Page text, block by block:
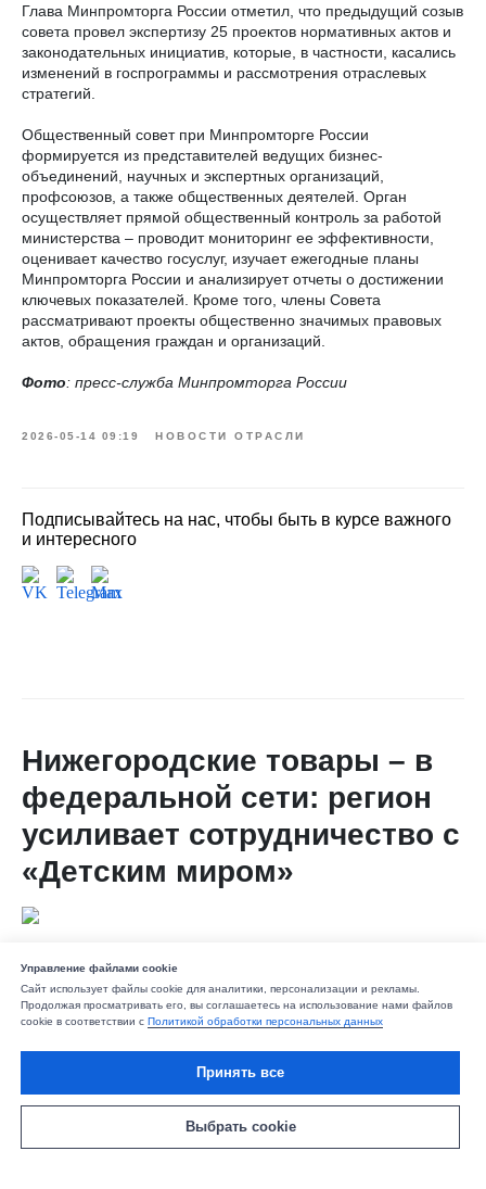
Глава Минпромторга России отметил, что предыдущий созыв
совета провел экспертизу 25 проектов нормативных актов и
законодательных инициатив, которые, в частности, касались
изменений в госпрограммы и рассмотрения отраслевых
стратегий.
Общественный совет при Минпромторге России
формируется из представителей ведущих бизнес-
объединений, научных и экспертных организаций,
профсоюзов, а также общественных деятелей. Орган
осуществляет прямой общественный контроль за работой
министерства – проводит мониторинг ее эффективности,
оценивает качество госуслуг, изучает ежегодные планы
Минпромторга России и анализирует отчеты о достижении
ключевых показателей. Кроме того, члены Совета
рассматривают проекты общественно значимых правовых
актов, обращения граждан и организаций.
Фото: пресс-служба Минпромторга России
2026-05-14 09:19 НОВОСТИ ОТРАСЛИ
Подписывайтесь на нас, чтобы быть в курсе важного
и интересного
Нижегородские товары – в
федеральной сети: регион
усиливает сотрудничество с
«Детским миром»
Нижегородская область подписала соглашение с
группой компаний «Детский мир».
расширению ассортимента магазинов компании и ее
маркетплейса.
Управление файлами cookie
Сайт использует файлы cookie для аналитики, персонализации и рекламы.
Продолжая просматривать его, вы соглашаетесь на использование нами файлов
cookie в соответствии с Политикой обработки персональных данных
Принять все
Выбрать cookie